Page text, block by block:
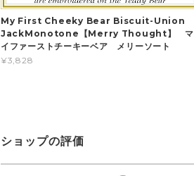
My First Cheeky Bear Biscuit-Union
JackMonotone【Merry Thought】 マ
イファーストチーキーベア メリーソート
¥3,828
ショップの評価